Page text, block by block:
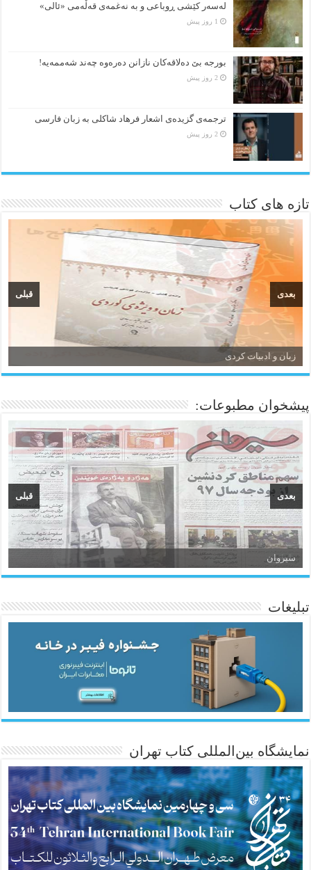
لەسەر کێشی ڕوباعی و به نەغمەی قەڵەمی «ئالی»
1 روز پیش
بورجە بێ دەلاقەکان نازانن دەرەوە چەند شەممەیە!
2 روز پیش
ترجمه‌ی گزیده‌‌ی اشعار فرهاد شاکلی به زبان فارسی
2 روز پیش
تازه های کتاب
زبان و ادبیات کردی
قبلی بعدی
پیشخوان مطبوعات:
سیروان
ئاژانسی هەواڵی مێهر
قبلی بعدی
تبلیغات
نمایشگاه بین‌المللی کتاب تهران